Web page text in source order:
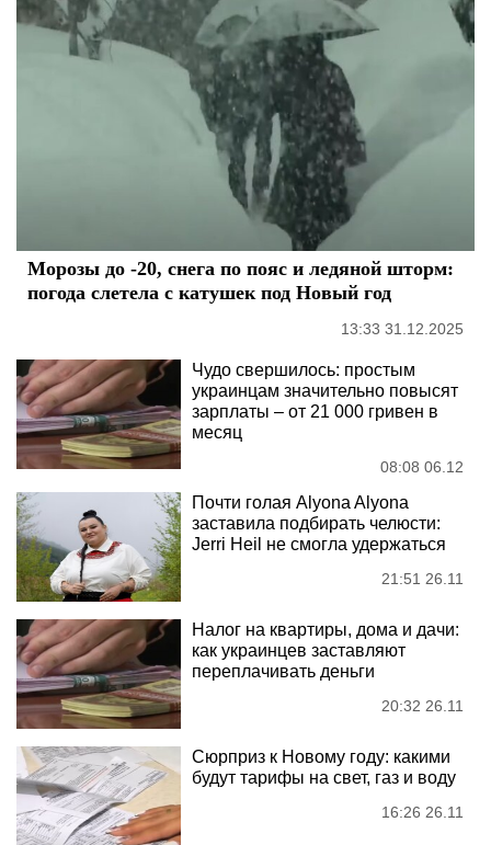
Морозы до -20, снега по пояс и ледяной шторм:
погода слетела с катушек под Новый год
13:33 31.12.2025
Чудо свершилось: простым
украинцам значительно повысят
зарплаты – от 21 000 гривен в
месяц
08:08 06.12
Почти голая Alyona Alyona
заставила подбирать челюсти:
Jerri Heil не смогла удержаться
21:51 26.11
Налог на квартиры, дома и дачи:
как украинцев заставляют
переплачивать деньги
20:32 26.11
Сюрприз к Новому году: какими
будут тарифы на свет, газ и воду
16:26 26.11